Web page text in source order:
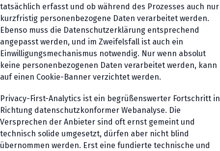
tatsächlich erfasst und ob während des Prozesses auch nur
kurzfristig personenbezogene Daten verarbeitet werden.
Ebenso muss die Datenschutzerklärung entsprechend
angepasst werden, und im Zweifelsfall ist auch ein
Einwilligungsmechanismus notwendig. Nur wenn absolut
keine personenbezogenen Daten verarbeitet werden, kann
auf einen Cookie-Banner verzichtet werden.
Privacy-First-Analytics ist ein begrüßenswerter Fortschritt in
Richtung datenschutzkonformer Webanalyse. Die
Versprechen der Anbieter sind oft ernst gemeint und
technisch solide umgesetzt, dürfen aber nicht blind
übernommen werden. Erst eine fundierte technische und